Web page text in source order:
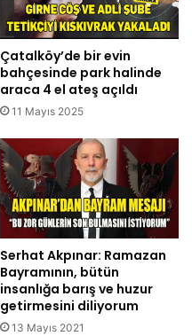
Çatalköy’de bir evin
bahçesinde park halinde
araca 4 el ateş açıldı
11 Mayıs 2025
Serhat Akpınar: Ramazan
Bayramının, bütün
insanlığa barış ve huzur
getirmesini diliyorum
13 Mayıs 2021